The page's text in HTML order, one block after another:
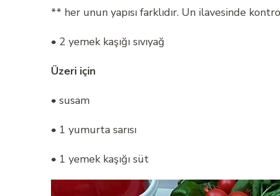
** her unun yapısı farklıdır. Un ilavesinde
• 2 yemek kaşığı sıvıyağ
Üzeri için
• susam
• 1 yumurta sarısı
• 1 yemek kaşığı süt